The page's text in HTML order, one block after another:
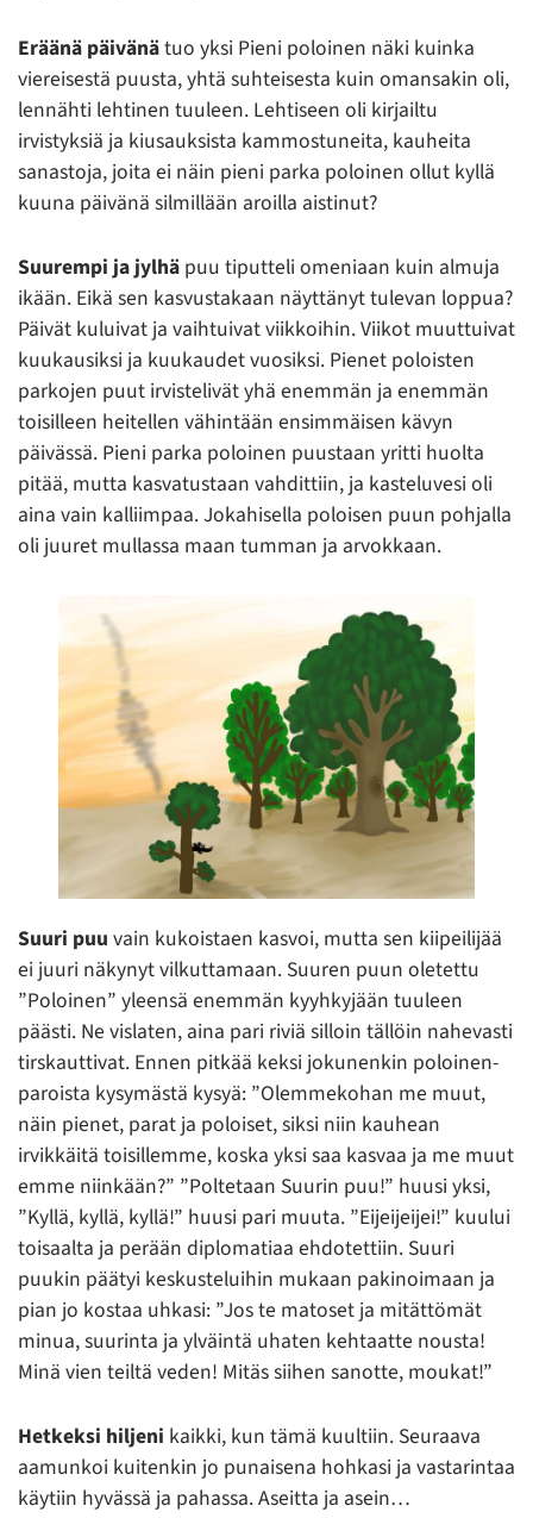
Eräänä päivänätuo yksi Pieni poloinen näki kuinka
viereisestä puusta, yhtä suhteisesta kuin omansakin oli,
lennähti lehtinen tuuleen. Lehtiseen oli kirjailtu
irvistyksiä ja kiusauksista kammostuneita, kauheita
sanastoja, joita ei näin pieni parka poloinen ollut kyllä
kuuna päivänä silmillään aroilla aistinut?
Suurempi ja jylhä puu tiputteli omeniaan kuin almuja
ikään. Eikä sen kasvustakaan näyttänyt tulevan loppua?
Päivät kuluivat ja vaihtuivat viikkoihin. Viikot muuttuivat
kuukausiksi ja kuukaudet vuosiksi. Pienet poloisten
parkojen puut irvistelivät yhä enemmän ja enemmän
toisilleen heitellen vähintään ensimmäisen kävyn
päivässä. Pieni parka poloinen puustaan yritti huolta
pitää, mutta kasvatustaan vahdittiin, ja kasteluvesi oli
aina vain kalliimpaa. Jokahisella poloisen puun pohjalla
oli juuret mullassa maan tumman ja arvokkaan.
Suuri puu vain kukoistaen kasvoi, mutta sen kiipeilijää
ei juuri näkynyt vilkuttamaan. Suuren puun oletettu
”Poloinen” yleensä enemmän kyyhkyjään tuuleen
päästi. Ne vislaten, aina pari riviä silloin tällöin nahevasti
tirskauttivat. Ennen pitkää keksi jokunenkin poloinen-
paroista kysymästä kysyä: ”Olemmekohan me muut,
näin pienet, parat ja poloiset, siksi niin kauhean
irvikkäitä toisillemme, koska yksi saa kasvaa ja me muut
emme niinkään?” ”Poltetaan Suurin puu!” huusi yksi,
”Kyllä, kyllä, kyllä!” huusi pari muuta. ”Eijeijeijei!” kuului
toisaalta ja perään diplomatiaa ehdotettiin. Suuri
puukin päätyi keskusteluihin mukaan pakinoimaan ja
pian jo kostaa uhkasi: ”Jos te matoset ja mitättömät
minua, suurinta ja ylväintä uhaten kehtaatte nousta!
Minä vien teiltä veden! Mitäs siihen sanotte, moukat!”
Hetkeksi hiljeni kaikki, kun tämä kuultiin. Seuraava
aamunkoi kuitenkin jo punaisena hohkasi ja vastarintaa
käytiin hyvässä ja pahassa. Aseitta ja asein…